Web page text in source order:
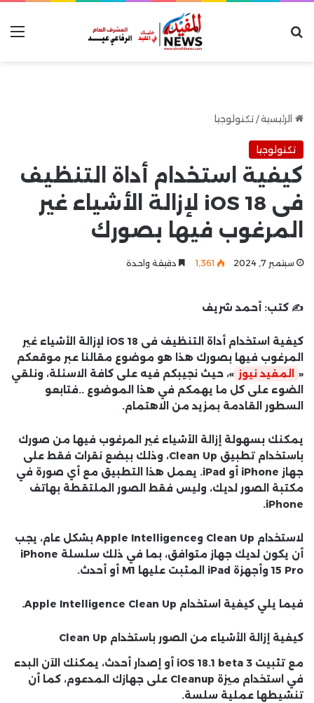
الرئيسية/ تكنولوجيا
تكنولوجيا
كيفية استخدام أداة التنظيف
فى iOS 18 لإزالة الأشياء غير
المرغوب فيها بصورك
سبتمبر 7, 2024 1٬361 دقيقة واحدة
✍️ كتب: أحمد شريف
كيفية استخدام أداة التنظيف فى iOS 18 لإزالة الأشياء غير
المرغوب فيها بصورك هذا هو موضوع مقالنا عبر موقعكم
«
المفيد نيوز »، حيث نجيبكم فيه على كافة الاسئلة، ونلقي
الضوء على كل ما يهمكم في هذا الموضوع ..فتابعو
السطور القادمة بمزيد من الاهتمام.
يمكنك بسهولة إزالة الأشياء غير المرغوب فيها من صورك
باستخدام تطبيق Clean Up، وذلك ببضع نقرات فقط على
جهاز iPhone أو iPad. يعمل هذا التطبيق مع أي صورة في
مكتبة الصور لديك، وليس فقط الصور الملتقطة بهاتف
iPhone.
لاستخدام Clean Up وApple Intelligence بشكل عام، يجب
أن يكون لديك جهاز متوافق، بما في ذلك سلسلة iPhone
15 Pro وأجهزة iPad المثبت عليها M1 أو أحدث.
فيما يلي كيفية استخدام Apple Intelligence Clean Up.
كيفية إزالة الأشياء من الصور باستخدام Clean Up
مع تثبيت iOS 18.1 beta 3 أو إصدار أحدث، يمكنك الآن البدء
في استخدام ميزة Cleanup على جهازك المدعوم، كما أن
تنشيطها عملية سلسة.